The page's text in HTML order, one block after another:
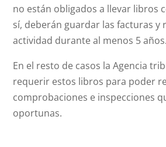
no están obligados a llevar libros
sí, deberán guardar las facturas y
actividad durante al menos 5 años.
En el resto de casos la Agencia
requerir estos libros para poder
comprobaciones e inspecciones
oportunas.